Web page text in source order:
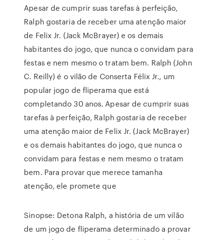
Apesar de cumprir suas tarefas à perfeição,
Ralph gostaria de receber uma atenção maior
de Felix Jr. (Jack McBrayer) e os demais
habitantes do jogo, que nunca o convidam para
festas e nem mesmo o tratam bem. Ralph (John
C. Reilly) é o vilão de Conserta Félix Jr., um
popular jogo de fliperama que está
completando 30 anos. Apesar de cumprir suas
tarefas à perfeição, Ralph gostaria de receber
uma atenção maior de Felix Jr. (Jack McBrayer)
e os demais habitantes do jogo, que nunca o
convidam para festas e nem mesmo o tratam
bem. Para provar que merece tamanha
atenção, ele promete que
Sinopse: Detona Ralph, a história de um vilão
de um jogo de fliperama determinado a provar